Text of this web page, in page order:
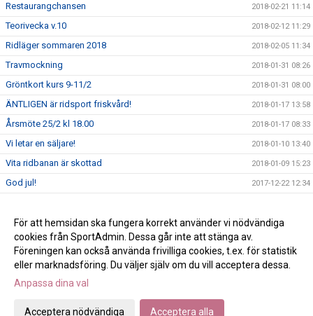
Restaurangchansen 2018-02-21 11:14
Teorivecka v.10 2018-02-12 11:29
Ridläger sommaren 2018 2018-02-05 11:34
Travmockning 2018-01-31 08:26
Gröntkort kurs 9-11/2 2018-01-31 08:00
ÄNTLIGEN är ridsport friskvård! 2018-01-17 13:58
Årsmöte 25/2 kl 18.00 2018-01-17 08:33
Vi letar en säljare! 2018-01-10 13:40
Vita ridbanan är skottad 2018-01-09 15:23
God jul! 2017-12-22 12:34
Att lösa anläggningskort 2018 2017-12-18 14:39
Schema för teoriveckan 2017-10-26 14:45
Gå till Webbversion
För att hemsidan ska fungera korrekt använder vi nödvändiga
cookies från SportAdmin. Dessa går inte att stänga av.
Föreningen kan också använda frivilliga cookies, t.ex. för statistik
eller marknadsföring. Du väljer själv om du vill acceptera dessa.
Anpassa dina val
Acceptera nödvändiga Acceptera alla